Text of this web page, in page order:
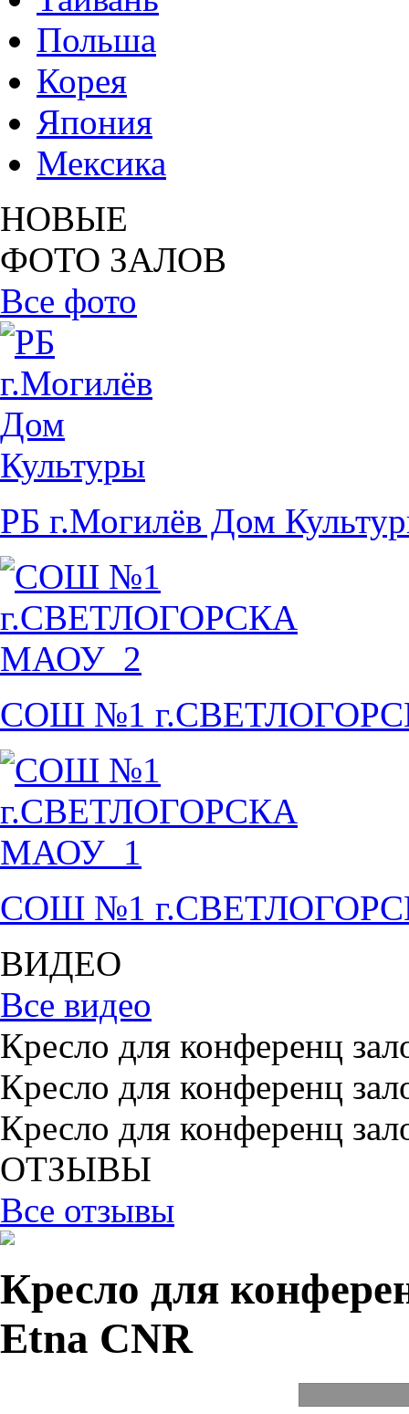
Польша
Корея
Япония
Мексика
НОВЫЕ
ФОТО ЗАЛОВ
Все фото
РБ г.Могилёв Дом
СОШ №1
СОШ №1
ВИДЕО
Все видео
Кресло для конференц
Кресло для конференц
Кресло для конференц
ОТЗЫВЫ
Все отзывы
Кресло для
Etna CNR